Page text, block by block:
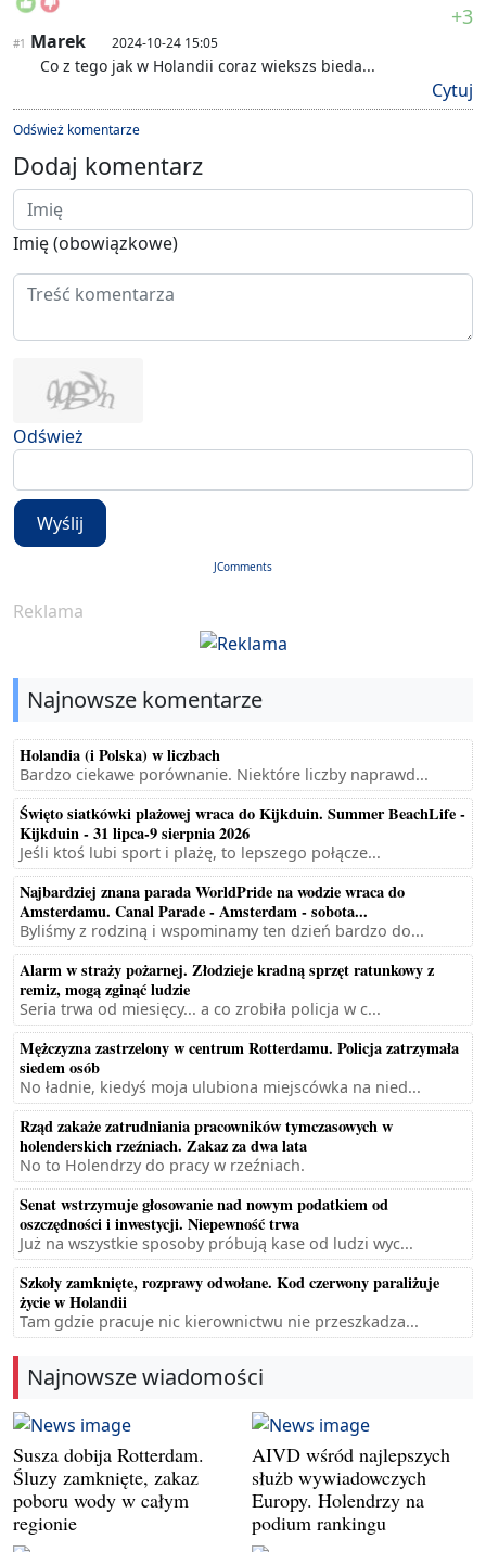
+3
#1 Marek 2024-10-24 15:05
Co z tego jak w Holandii coraz wiekszs bieda...
Cytuj
Odśwież komentarze
Dodaj komentarz
Imię (obowiązkowe)
Odśwież
Wyślij
JComments
Reklama
Najnowsze komentarze
Holandia (i Polska) w liczbach
Bardzo ciekawe porównanie. Niektóre liczby naprawd...
Święto siatkówki plażowej wraca do Kijkduin. Summer BeachLife -
Kijkduin - 31 lipca-9 sierpnia 2026
Jeśli ktoś lubi sport i plażę, to lepszego połącze...
Najbardziej znana parada WorldPride na wodzie wraca do
Amsterdamu. Canal Parade - Amsterdam - sobota...
Byliśmy z rodziną i wspominamy ten dzień bardzo do...
Alarm w straży pożarnej. Złodzieje kradną sprzęt ratunkowy z
remiz, mogą zginąć ludzie
Seria trwa od miesięcy... a co zrobiła policja w c...
Mężczyzna zastrzelony w centrum Rotterdamu. Policja zatrzymała
siedem osób
No ładnie, kiedyś moja ulubiona miejscówka na nied...
Rząd zakaże zatrudniania pracowników tymczasowych w
holenderskich rzeźniach. Zakaz za dwa lata
No to Holendrzy do pracy w rzeźniach.
Senat wstrzymuje głosowanie nad nowym podatkiem od
oszczędności i inwestycji. Niepewność trwa
Już na wszystkie sposoby próbują kase od ludzi wyc...
Szkoły zamknięte, rozprawy odwołane. Kod czerwony paraliżuje
życie w Holandii
Tam gdzie pracuje nic kierownictwu nie przeszkadza...
Najnowsze wiadomości
Susza dobija Rotterdam.
Śluzy zamknięte, zakaz
poboru wody w całym
regionie
AIVD wśród najlepszych
służb wywiadowczych
Europy. Holendrzy na
podium rankingu